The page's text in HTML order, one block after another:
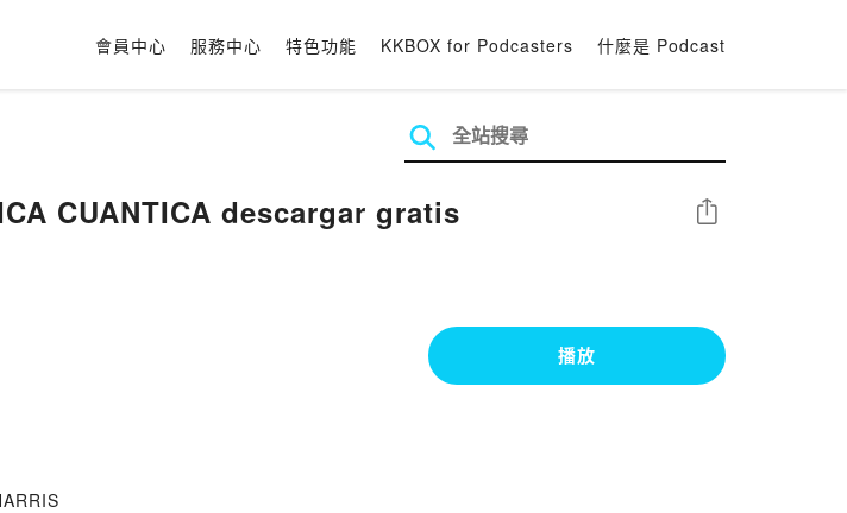
會員中心 服務中心 特色功能 KKBOX for Podcasters 什麼是 Podcast
CUANTICA descargar gratis 分享
播放